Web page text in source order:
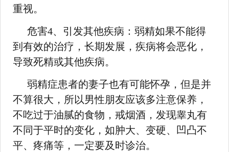
重视。
危害4、引发其他疾病：弱精如果不能得
到有效的治疗，长期发展，疾病将会恶化，
导致死精或其他疾病。
弱精症患者的妻子也有可能怀孕，但是并
不算很大，所以男性朋友应该多注意保养，
不吃过于油腻的食物，戒烟酒，发现睾丸有
不同于平时的变化，如肿大、变硬、凹凸不
平、疼痛等，一定要及时诊治。